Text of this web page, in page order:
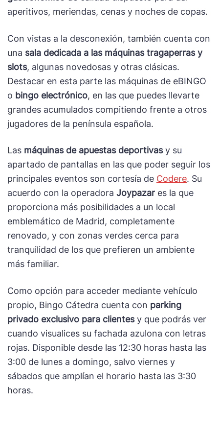
aperitivos, meriendas, cenas y noches de copas.
Con vistas a la desconexión, también cuenta con
una sala dedicada a las máquinas tragaperras y
slots, algunas novedosas y otras clásicas.
Destacar en esta parte las máquinas de eBINGO
o bingo electrónico, en las que puedes llevarte
grandes acumulados compitiendo frente a otros
jugadores de la península española.
Las máquinas de apuestas deportivasy su
apartado de pantallas en las que poder seguir los
principales eventos son cortesía de Codere. Su
acuerdo con la operadora Joypazar es la que
proporciona más posibilidades a un local
emblemático de Madrid, completamente
renovado, y con zonas verdes cerca para
tranquilidad de los que prefieren un ambiente
más familiar.
Como opción para acceder mediante vehículo
propio, Bingo Cátedra cuenta con parking
privado exclusivo para clientesy que podrás ver
cuando visualices su fachada azulona con letras
rojas. Disponible desde las 12:30 horas hasta las
3:00 de lunes a domingo, salvo viernes y
sábados que amplían el horario hasta las 3:30
horas.